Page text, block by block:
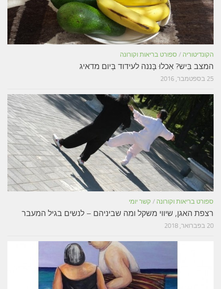
הקונדיטוריה / ספורט בריאות וקורונה
המצב בִּיש? אִכלוּ בָּננה לעידוד בְּיום מדאיג
25 בספטמבר, 2016
ספורט בריאות וקורונה / קשר יומי
רצפת האגן, שיווי משקל ומה שביניהם – לנשים בגיל המעבר
20 בפברואר, 2018